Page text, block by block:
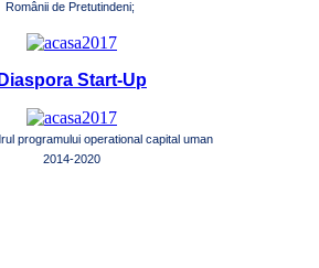
Românii de Pretutindeni;
Diaspora Start-Up
programului operational capital uman
2014-2020